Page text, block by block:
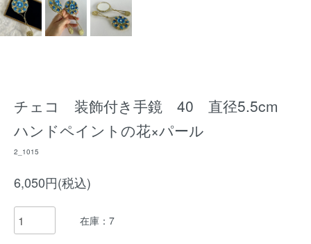
チェコ 装飾付き手鏡 40 直径5.5cm
ハンドペイントの花×パール
2_1015
6,050円(税込)
在庫：7